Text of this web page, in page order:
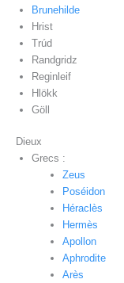
Brunehilde
Hrist
Trúd
Randgridz
Reginleif
Hlökk
Göll
Dieux
Grecs :
Zeus
Poséidon
Héraclès
Hermès
Apollon
Aphrodite
Arès